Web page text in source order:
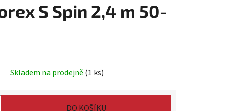
S Spin 2,4 m 50-
Skladem na prodejně (1 ks)
DO KOŠÍKU